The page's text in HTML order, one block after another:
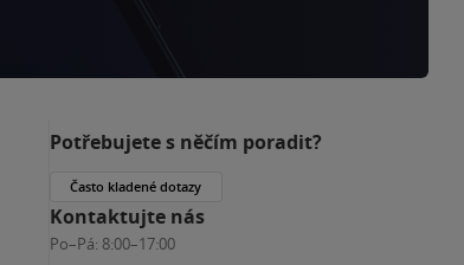
Potřebujete s něčím poradit?
Často kladené dotazy
Kontaktujte nás
Po–Pá: 8:00–17:00